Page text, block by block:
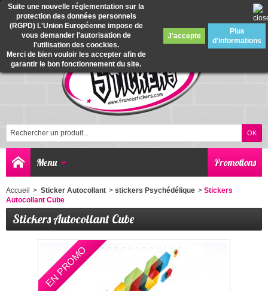
Menu Promotions
Suite une nouvelle réglementation sur la
protection des données personnels
(RGPD) L'Union Européenne impose de
vous demander l'autorisation de
l'utilisation des coockies.
Merci de bien vouloir les accepter afin de
garantir le bon fonctionnement du site.
J'accepte
Plus
d'informations
Accueil > Sticker Autocollant > stickers Psychédélique > Stickers
Autocollant Cube
Stickers Autocollant Cube
EN PROMO